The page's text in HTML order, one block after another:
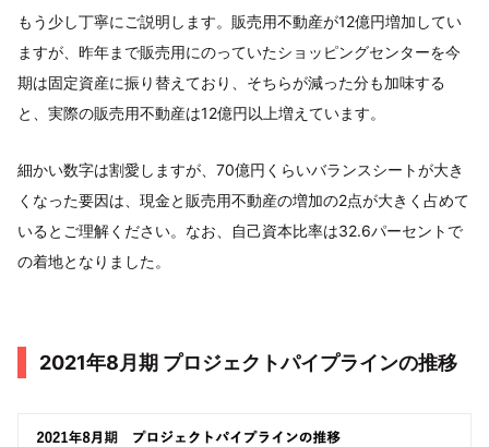
もう少し丁寧にご説明します。販売用不動産が12億円増加してい
ますが、昨年まで販売用にのっていたショッピングセンターを今
期は固定資産に振り替えており、そちらが減った分も加味する
と、実際の販売用不動産は12億円以上増えています。
細かい数字は割愛しますが、70億円くらいバランスシートが大き
くなった要因は、現金と販売用不動産の増加の2点が大きく占めて
いるとご理解ください。なお、自己資本比率は32.6パーセントで
の着地となりました。
2021年8⽉期 プロジェクトパイプラインの推移